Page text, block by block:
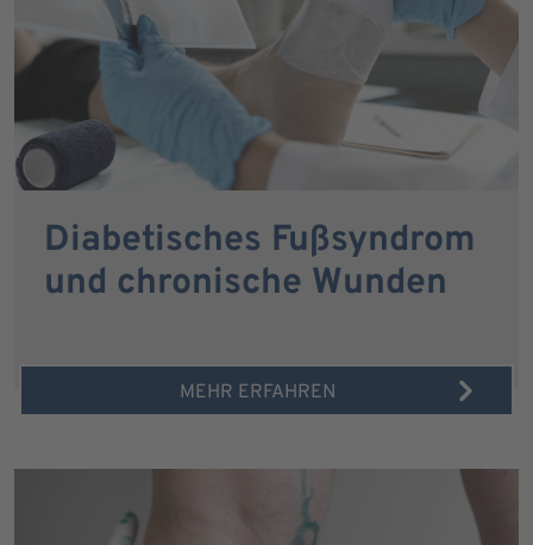
Diabetisches Fußsyndrom
und chronische Wunden
MEHR ERFAHREN